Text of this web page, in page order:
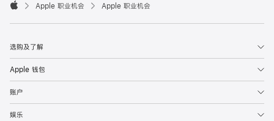

Apple 职业机会 Apple 职业机会
选购及了解
Apple 钱包
账户
娱乐